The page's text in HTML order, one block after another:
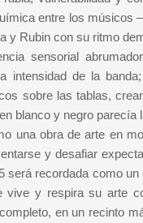
entre los
y Rubin con su ritmo
sensorial
intensidad de la
sobre las tablas,
blanco y negro parecía
una obra de arte en
y desafiar
será recordada como
vive y respira su arte
en un recinto